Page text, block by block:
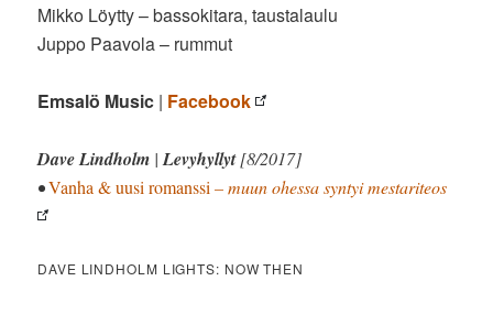
Mikko Löytty – bassokitara, taustalaulu
Juppo Paavola – rummut
Emsalö Music | Facebook
Dave Lindholm |Levyhyllyt[8/2017]
•Vanha & uusi romanssi – muun ohessa syntyi mestariteos
DAVE LINDHOLM LIGHTS: NOW THEN